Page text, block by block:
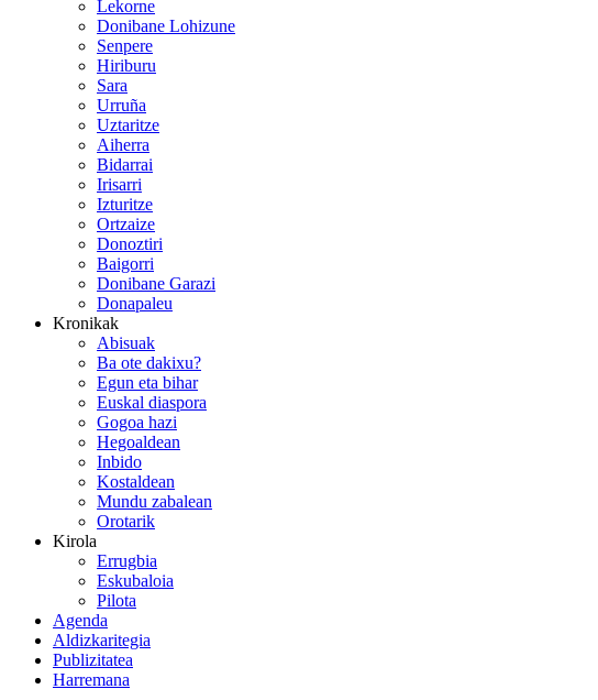
Lekorne
Donibane Lohizune
Senpere
Hiriburu
Sara
Urruña
Uztaritze
Aiherra
Bidarrai
Irisarri
Izturitze
Ortzaize
Donoztiri
Baigorri
Donibane Garazi
Donapaleu
Kronikak
Abisuak
Ba ote dakixu?
Egun eta bihar
Euskal diaspora
Gogoa hazi
Hegoaldean
Inbido
Kostaldean
Mundu zabalean
Orotarik
Kirola
Errugbia
Eskubaloia
Pilota
Agenda
Aldizkaritegia
Publizitatea
Harremana